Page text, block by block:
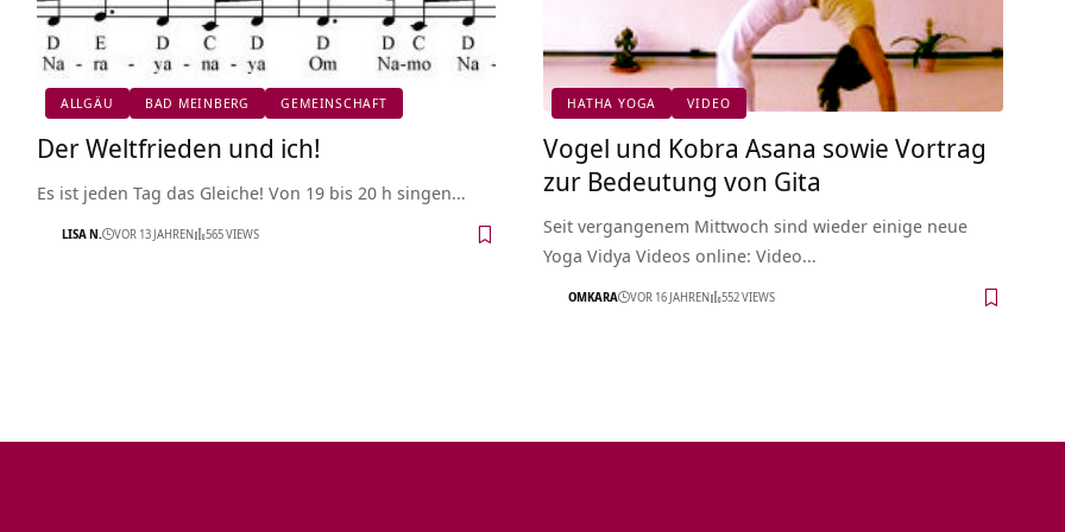
ALLGÄU BAD MEINBERG GEMEINSCHAFT
Der Weltfrieden und ich!
Es ist jeden Tag das Gleiche! Von 19 bis 20 h singen…
LISA N. VOR 13 JAHREN 565 VIEWS
HATHA YOGA VIDEO
Vogel und Kobra Asana sowie Vortrag
zur Bedeutung von Gita
Seit vergangenem Mittwoch sind wieder einige neue
Yoga Vidya Videos online: Video…
OMKARA VOR 16 JAHREN 552 VIEWS